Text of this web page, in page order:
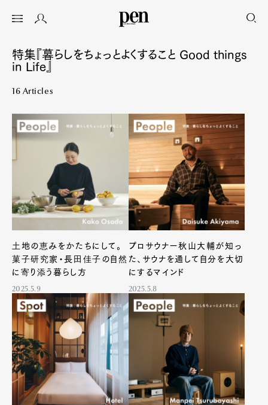
特集『暮らしをちょっとよくすること Good things
in Life』
16 Articles
土地の恵みをかたちにして。
菓子研究家・長田佳子の自然
に寄り添う暮らし方
2025.5.9
プロサウナー秋山大輔が知っ
た、サウナを通して自分を大切
にするマインド
2025.5.8